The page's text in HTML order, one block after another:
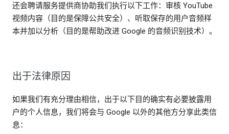
还会聘请服务提供商协助我们执行以下工作：审核 YouTube
视频内容（目的是保障公共安全）、听取保存的用户音频样
本并加以分析（目的是帮助改进 Google 的音频识别技术）。
出于法律原因
如果我们有充分理由相信，出于以下目的确实有必要披露用
户的个人信息，我们将会与 Google 以外的其他方分享此类信
息：